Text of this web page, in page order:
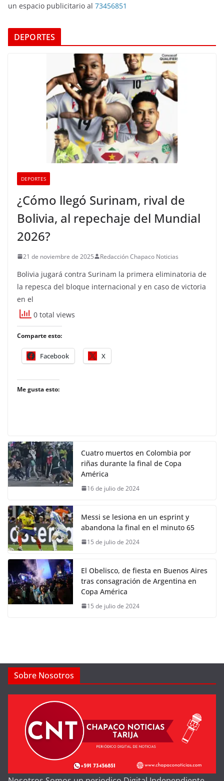
un espacio publicitario al 73456851
DEPORTES
DEPORTES
¿Cómo llegó Surinam, rival de
Bolivia, al repechaje del Mundial
2026?
21 de noviembre de 2025 Redacción Chapaco Noticias
Bolivia jugará contra Surinam la primera eliminatoria de
la repesca del bloque internacional y en caso de victoria
en el
0 total views
Comparte esto:
Facebook X
Me gusta esto:
Cuatro muertos en Colombia por
riñas durante la final de Copa
América
16 de julio de 2024
Messi se lesiona en un esprint y
abandona la final en el minuto 65
15 de julio de 2024
El Obelisco, de fiesta en Buenos Aires
tras consagración de Argentina en
Copa América
15 de julio de 2024
Sobre Nosotros